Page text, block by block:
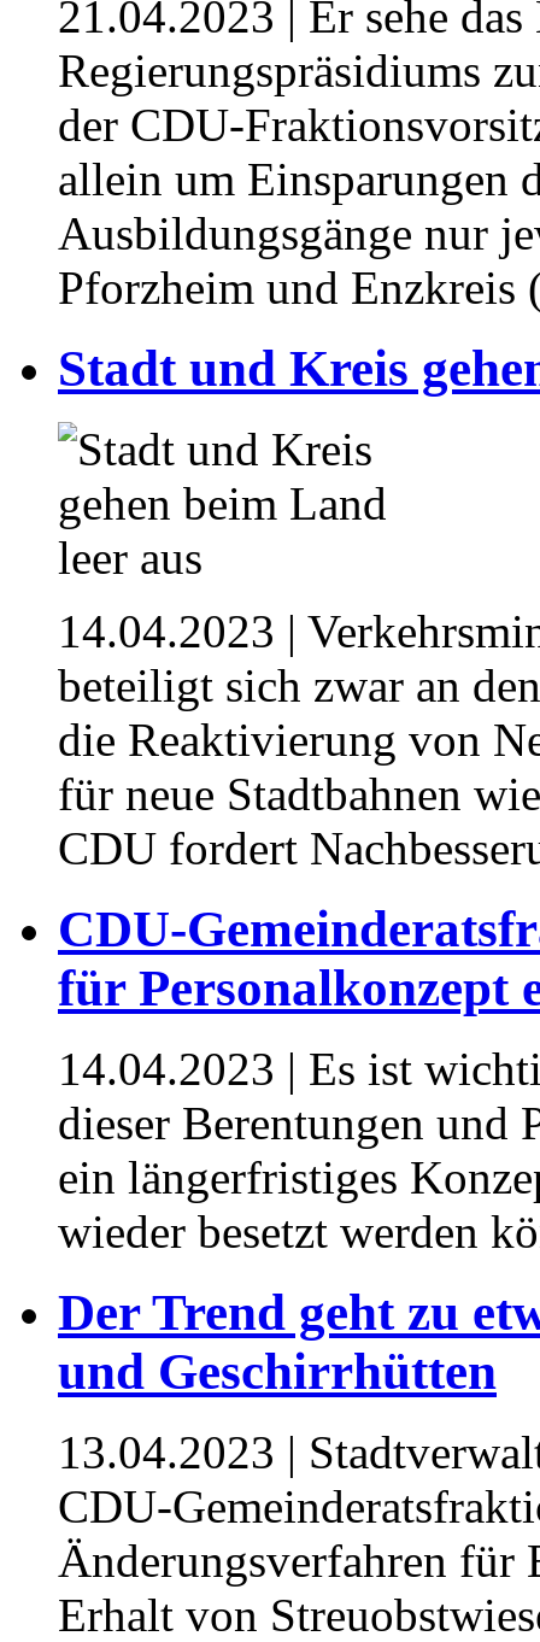
21.04.2023 | Er sehe
Regierungspräsidiums
der CDU-
allein um Einsparungen
Ausbildungsgänge nur
Pforzheim und
Stadt und Kreis
14.04.2023 |
beteiligt sich zwar an
die Reaktivierung von
für neue Stadtbahnen
CDU fordert
CDU-
für Personalkonzept
14.04.2023 | Es ist
dieser Berentungen und
ein längerfristiges
wieder besetzt werden
Der Trend geht zu
und Geschirrhütten
13.04.2023 |
CDU-
Änderungsverfahren für
Erhalt von